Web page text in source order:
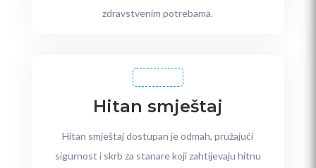
zdravstvenim potrebama.
Hitan smještaj
Hitan smještaj dostupan je odmah, pružajući
sigurnost i skrb za stanare koji zahtijevaju hitnu